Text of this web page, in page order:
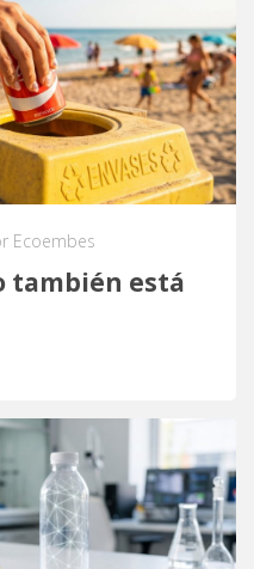
Ecoembes
también está